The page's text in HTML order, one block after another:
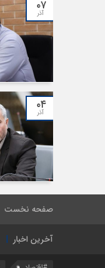
۰۷
آذر
۰۴
آذر
صفحه نخست
آخرین اخبار